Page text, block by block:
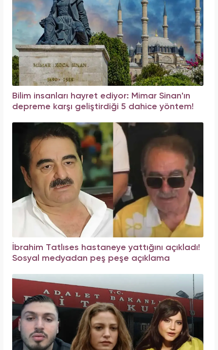
Bilim insanları hayret ediyor: Mimar Sinan'ın
depreme karşı geliştirdiği 5 dahice yöntem!
İbrahim Tatlıses hastaneye yattığını açıkladı!
Sosyal medyadan peş peşe açıklama